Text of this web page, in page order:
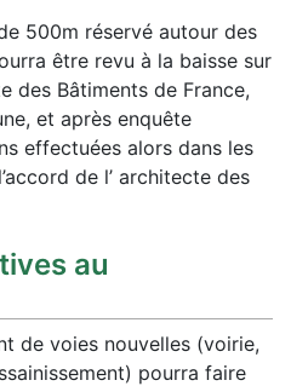
500m réservé autour des
être revu à la baisse sur
des Bâtiments de France,
et après enquête
effectuées alors dans les
de l’ architecte des
au
de voies nouvelles (voirie,
pourra faire